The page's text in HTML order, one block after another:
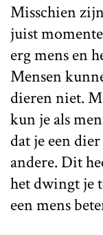
Misschien
juist
erg mens en
Mensen
dieren niet.
kun je als
dat je een
andere. Dit
het dwingt je
een mens